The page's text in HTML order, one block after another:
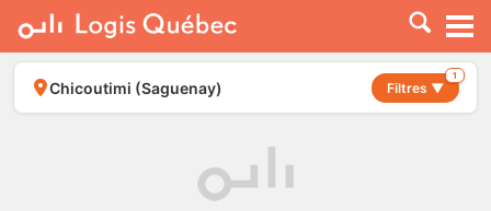
À LOUER
À VENDRE
PLACER UNE ANNONCE
Chicoutimi (Saguenay) Filtres ▼
1